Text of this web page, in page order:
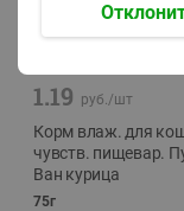
-12%
1.19 руб./шт
Корм влаж. для
чувств. пищевар.
Ван курица
75г